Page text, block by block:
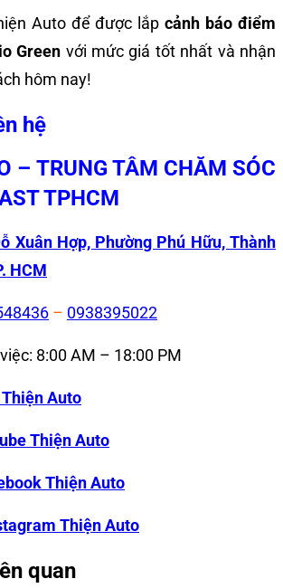
Auto để được lắpcảnh báo điểm
Green với mức giá tốt nhất và nhận
hôm nay!
hệ
– TRUNG TÂM CHĂM SÓC
TPHCM
Xuân Hợp, Phường Phú Hữu, Thành
HCM
– 0938395022
8:00 AM – 18:00 PM
Auto
Thiện Auto
Thiện Auto
Thiện Auto
quan